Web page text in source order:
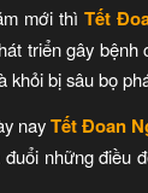
mới thìTết
triển gây
khỏi bị sâu bọ
nayTết Đoan
những